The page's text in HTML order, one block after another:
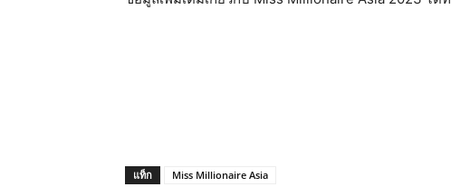
แท็ก Miss Millionaire Asia